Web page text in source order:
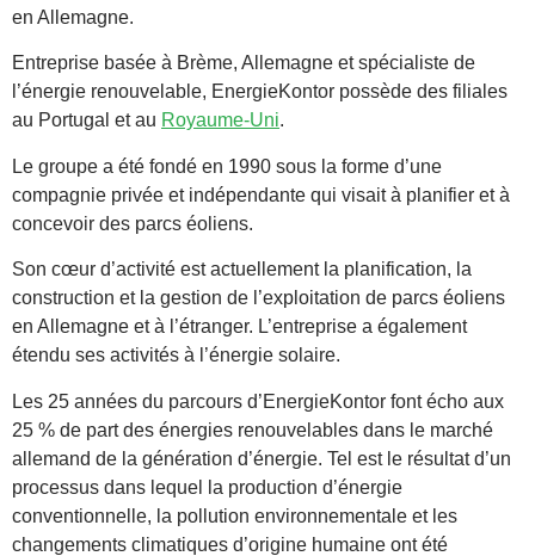
en Allemagne.
Entreprise basée à Brème, Allemagne et spécialiste de
l’énergie renouvelable, EnergieKontor possède des filiales
au Portugal et au Royaume-Uni.
Le groupe a été fondé en 1990 sous la forme d’une
compagnie privée et indépendante qui visait à planifier et à
concevoir des parcs éoliens.
Son cœur d’activité est actuellement la planification, la
construction et la gestion de l’exploitation de parcs éoliens
en Allemagne et à l’étranger. L’entreprise a également
étendu ses activités à l’énergie solaire.
Les 25 années du parcours d’EnergieKontor font écho aux
25 % de part des énergies renouvelables dans le marché
allemand de la génération d’énergie. Tel est le résultat d’un
processus dans lequel la production d’énergie
conventionnelle, la pollution environnementale et les
changements climatiques d’origine humaine ont été